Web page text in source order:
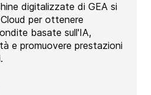
digitalizzate di GEA si
per ottenere
basate sull'IA,
e promuovere prestazioni